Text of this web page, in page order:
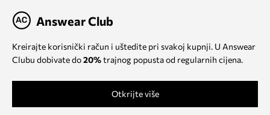
Answear Club
Kreirajte korisnički račun i uštedite pri svakoj kupnji. U Answear
Clubu dobivate do20%trajnog popusta od regularnih cijena.
Otkrijte više